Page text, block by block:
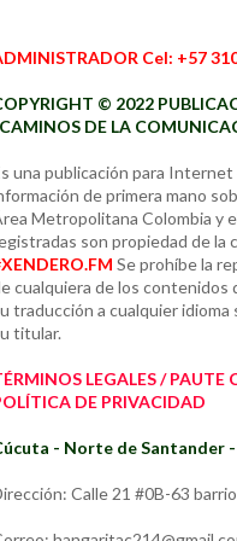
Cel: +57
© 2022
DE LA
una publicación para Internet
de primera mano
Metropolitana Colombia y
son propiedad de la
Se prohíbe la
cualquiera de los contenidos
traducción a cualquier
titular.
LEGALES / PAUTE
DE PRIVACIDAD
- Norte de Santander
Calle 21 #0B-63